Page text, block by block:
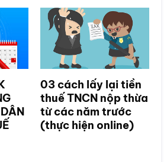
03 cách lấy lại tiền
thuế TNCN nộp thừa
từ các năm trước
(thực hiện online)